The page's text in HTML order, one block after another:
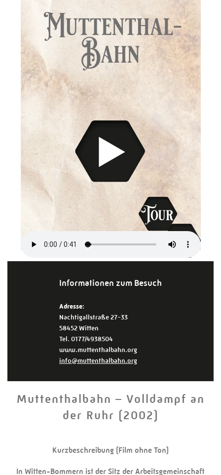
Informationen zum Besuch
Adresse:
Nachtigallstraße 27-33
58452 Witten
Tel. 0177/4938504
www.muttenthalbahn.org
info@muttenthalbahn.org
Muttenthalbahn – Volldampf an
der Ruhr (2002)
Kurzbeschreibung (Film ohne Ton)
In Witten-Bommern ist der Sitz der Arbeitsgemeinschaft